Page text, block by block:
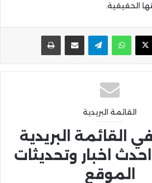
الحقيقية.
واتساب تيلقرام مشاركة عبر البريد
القائمة البريدية
القائمة البريدية
اخبار وتحديثات
الموقع